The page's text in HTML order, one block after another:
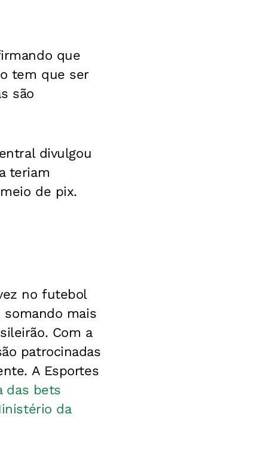
que
tem que ser
são
divulgou
teriam
de pix.
no futebol
mais
Com a
patrocinadas
A Esportes
das bets
da